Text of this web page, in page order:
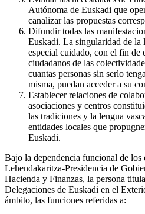
Autónoma de Euskadi que
canalizar las propuestas
Difundir todas las
Euskadi. La singularidad de la
especial cuidado, con el fin de
ciudadanos de las
cuantas personas sin serlo
misma, puedan acceder a su
Establecer relaciones de
asociaciones y centros
las tradiciones y la lengua
entidades locales que
Euskadi.
Bajo la dependencia funcional de los
Lehendakaritza-Presidencia de
Hacienda y Finanzas, la persona
Delegaciones de Euskadi en el
ámbito, las funciones referidas a: